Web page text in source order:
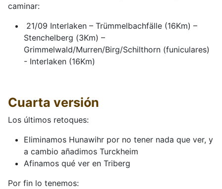
caminar:
21/09 Interlaken – Trümmelbachfälle (16Km) –
Stenchelberg (3Km) –
Grimmelwald/Murren/Birg/Schilthorn (funiculares)
- Interlaken (16Km)
Cuarta versión
Los últimos retoques:
Eliminamos Hunawihr por no tener nada que ver, y
a cambio añadimos Turckheim
Afinamos qué ver en Triberg
Por fin lo tenemos: